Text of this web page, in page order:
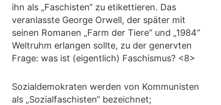
ihn als „Faschisten“ zu etikettieren. Das
veranlasste George Orwell, der später mit
seinen Romanen „Farm der Tiere“ und „1984“
Weltruhm erlangen sollte, zu der genervten
Frage: was ist (eigentlich) Faschismus? <8>
Sozialdemokraten werden von Kommunisten
als „Sozialfaschisten“ bezeichnet;